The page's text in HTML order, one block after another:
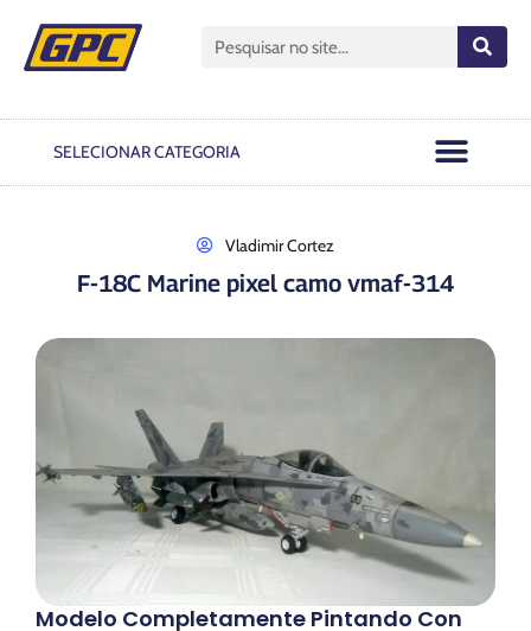
SELECIONAR CATEGORIA
Vladimir Cortez
F-18C Marine pixel camo vmaf-314
Modelo Completamente Pintando Con